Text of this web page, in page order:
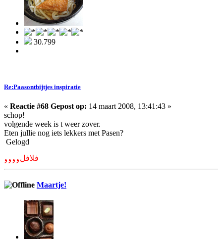
30.799
Re:Paasontbijtjes inspiratie
« Reactie #68 Gepost op: 14 maart 2008, 13:41:43 »
schop!
volgende week is t weer zover.
Eten jullie nog iets lekkers met Pasen?
Gelogd
,,,,فلافل
Maartje!